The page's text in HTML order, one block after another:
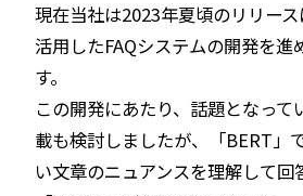
現在当社は2023年夏頃のリリー
活用したFAQシステムの開発を進
す。
この開発にあたり、話題となっ
載も検討しましたが、「BERT」
い文章のニュアンスを理解して回